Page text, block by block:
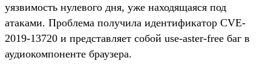
уязвимость нулевого дня, уже находящаяся под
атаками. Проблема получила идентификатор CVE-
2019-13720 и представляет собой use-aster-free баг в
аудиокомпоненте браузера.